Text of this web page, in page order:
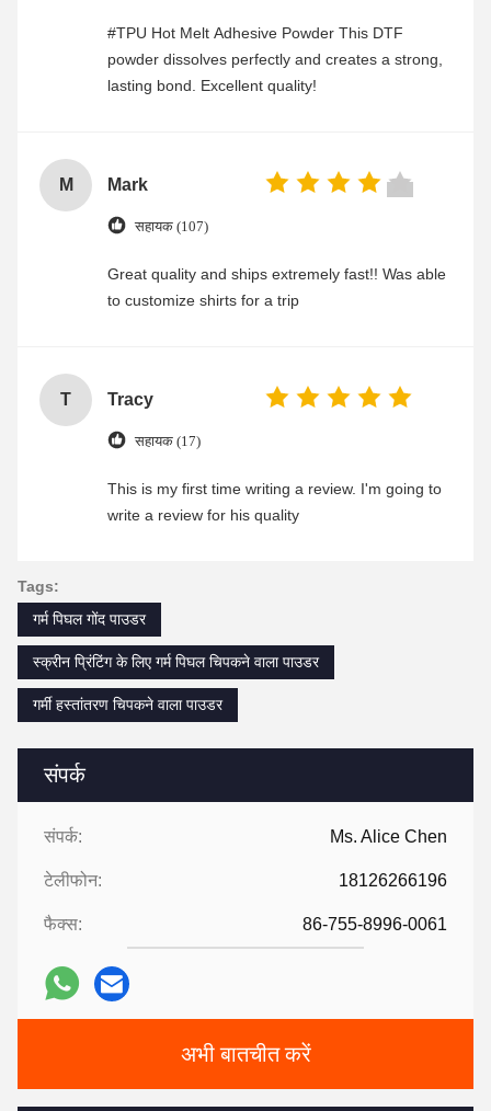
संपर्क
संपर्क: Ms. Alice Chen
टेलीफोन: 18126266196
फैक्स: 86-755-8996-0061
अभी बातचीत करें
#TPU Hot Melt Adhesive Powder This DTF
powder dissolves perfectly and creates a strong,
lasting bond. Excellent quality!
M Mark
सहायक (107)
Great quality and ships extremely fast!! Was able
to customize shirts for a trip
T Tracy
सहायक (17)
This is my first time writing a review. I'm going to
write a review for his quality
Tags:
गर्म पिघल गोंद पाउडर
स्क्रीन प्रिंटिंग के लिए गर्म पिघल चिपकने वाला पाउडर
गर्मी हस्तांतरण चिपकने वाला पाउडर